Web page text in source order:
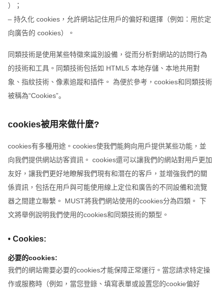
）；
– 持久化 cookies，允許網站記住用戶的偏好和選擇（例如：用於定
向廣告的 cookies）。
同類技術是使用某些特徵來識別設備，從而分析對網站的訪問行為
的技術和工具。同類技術包括如 HTML5 本地存儲、本地共用對
象、指紋技術、像素追蹤和插件。 為便於參考，cookies和同類技術
被稱為“Cookies”。
cookies被用來做什麼?
cookies有多種用途。cookies使我們能夠向用戶提供某些功能，並
向我們提供網站訪客資訊。 cookies還可以讓我們的網站對用戶更加
友好，讓我們更好地瞭解我們現有和潛在的客戶，並增強我們的關
係資訊，包括在用戶與可能使用線上定位和廣告的不同設備和流覽
器之間建立聯繫。 MUST將我們網站使用的cookies分為四類。 下
文將舉例說明我們使用的cookies和同類技術的類型。
• Cookies:
必要的cookies:
我們的網站需要必要的cookies才能保障正常運行。當您請求特定操
作或服務時（例如，當您登錄、填寫表單或設置您的cookie偏好